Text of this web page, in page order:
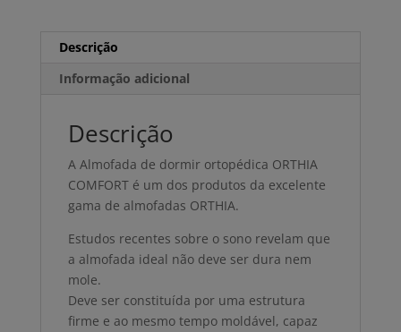
Descrição
Informação adicional
Descrição
A Almofada de dormir ortopédica ORTHIA
COMFORT é um dos produtos da excelente
gama de almofadas ORTHIA.
Estudos recentes sobre o sono revelam que
a almofada ideal não deve ser dura nem
mole.
Deve ser constituída por uma estrutura
firme e ao mesmo tempo moldável, capaz